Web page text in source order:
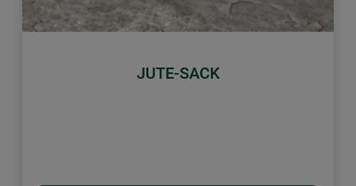
JUTE-SACK
Zurück Weiter